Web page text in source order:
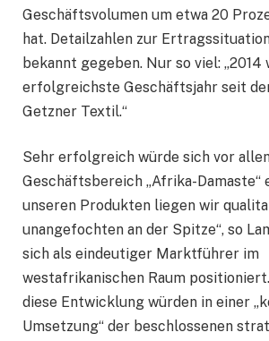
Geschäftsvolumen um etwa 20
hat. Detailzahlen zur
bekannt gegeben. Nur so viel: „2014
erfolgreichste Geschäftsjahr seit
Getzner Textil.“
Sehr erfolgreich würde sich vor
Geschäftsbereich „Afrika-Damaste“
unseren Produkten liegen wir
unangefochten an der Spitze“, so
sich als eindeutiger Marktführer im
westafrikanischen Raum
diese Entwicklung würden in einer
Umsetzung“ der beschlossenen